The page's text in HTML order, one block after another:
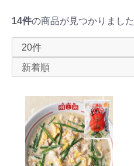
14件の商品が見つかりました